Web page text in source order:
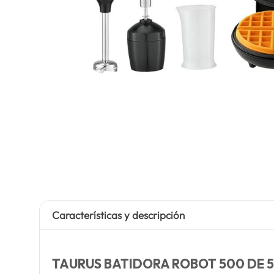
Características y descripción
TAURUS BATIDORA ROBOT 500 DE